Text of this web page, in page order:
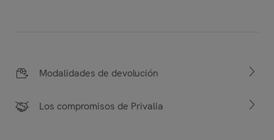
Modalidades de devolución
Los compromisos de Privalia